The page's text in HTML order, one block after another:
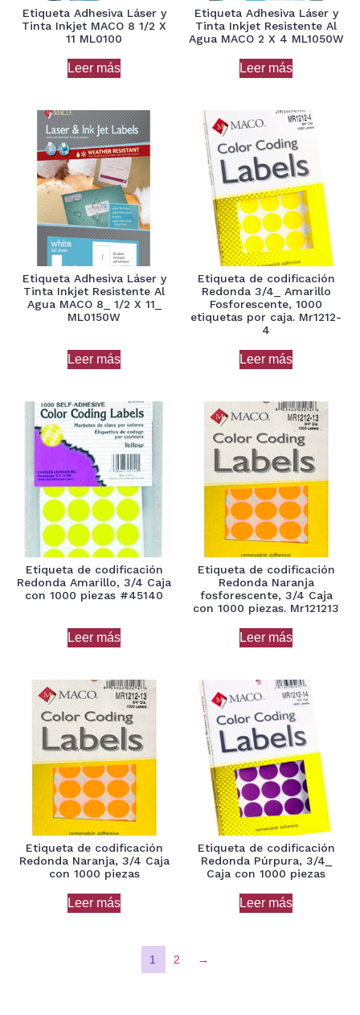
Etiqueta Adhesiva Láser y
Tinta Inkjet MACO 8 1/2 X
11 ML0100
Leer más
Etiqueta Adhesiva Láser y
Tinta Inkjet Resistente Al
Agua MACO 2 X 4 ML1050W
Leer más
Etiqueta Adhesiva Láser y
Tinta Inkjet Resistente Al
Agua MACO 8_ 1/2 X 11_
ML0150W
Leer más
Etiqueta de codificación
Redonda 3/4_ Amarillo
Fosforescente, 1000
etiquetas por caja. Mr1212-
4
Leer más
Etiqueta de codificación
Redonda Amarillo, 3/4 Caja
con 1000 piezas #45140
Leer más
Etiqueta de codificación
Redonda Naranja
fosforescente, 3/4 Caja
con 1000 piezas. Mr121213
Leer más
Etiqueta de codificación
Redonda Naranja, 3/4 Caja
con 1000 piezas
Leer más
Etiqueta de codificación
Redonda Púrpura, 3/4_
Caja con 1000 piezas
Leer más
1 2 →